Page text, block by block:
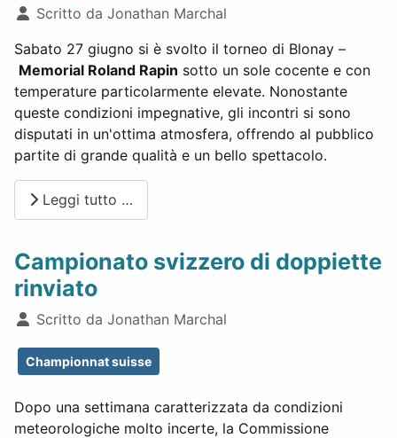
Dettagli
Scritto da Jonathan Marchal
Sabato 27 giugno si è svolto il torneo di Blonay –
Memorial Roland Rapin sotto un sole cocente e con
temperature particolarmente elevate. Nonostante
queste condizioni impegnative, gli incontri si sono
disputati in un'ottima atmosfera, offrendo al pubblico
partite di grande qualità e un bello spettacolo.
Leggi tutto …
Campionato svizzero di doppiette
rinviato
Dettagli
Scritto da Jonathan Marchal
Championnat suisse
Dopo una settimana caratterizzata da condizioni
meteorologiche molto incerte, la Commissione